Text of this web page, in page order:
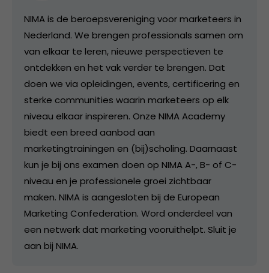
NIMA is de beroepsvereniging voor marketeers in
Nederland. We brengen professionals samen om
van elkaar te leren, nieuwe perspectieven te
ontdekken en het vak verder te brengen. Dat
doen we via opleidingen, events, certificering en
sterke communities waarin marketeers op elk
niveau elkaar inspireren. Onze NIMA Academy
biedt een breed aanbod aan
marketingtrainingen en (bij)scholing. Daarnaast
kun je bij ons examen doen op NIMA A-, B- of C-
niveau en je professionele groei zichtbaar
maken. NIMA is aangesloten bij de European
Marketing Confederation. Word onderdeel van
een netwerk dat marketing vooruithelpt. Sluit je
aan bij NIMA.